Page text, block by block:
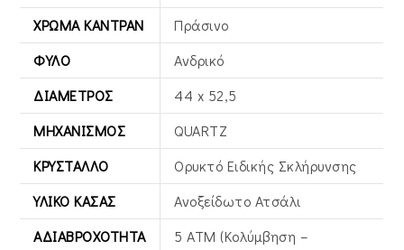
ΧΡΏΜΑ ΚΑΝΤΡΆΝ
Πράσινο
ΦΎΛΟ
Ανδρικό
ΔΙΆΜΕΤΡΟΣ
44 x 52,5
ΜΗΧΑΝΙΣΜΌΣ
QUARTZ
ΚΡΎΣΤΑΛΛΟ
Ορυκτό Ειδικής Σκλήρυνσης
ΥΛΙΚΌ ΚΆΣΑΣ
Ανοξείδωτο Ατσάλι
ΑΔΙΑΒΡΟΧΌΤΗΤΑ
5 ΑΤΜ (Κολύμβηση –